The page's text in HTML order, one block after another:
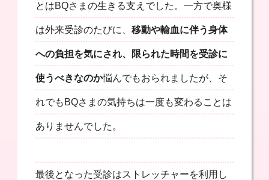
とはBQさまの生きる支えでした。一方で奥様
は外来受診のたびに、 移動や輸血に伴う身体
への負担を気にされ、限られた時間を受診に
使うべきなのか悩んでもおられましたが、そ
れでもBQさまの気持ちは一度も変わることは
ありませんでした。
最後となった受診はストレッチャーを利用し